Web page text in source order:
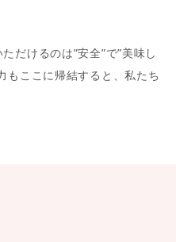
だけるのは”安全”で”美味し
もここに帰結すると、私たち